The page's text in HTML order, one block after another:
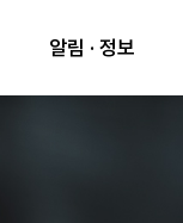
알림 · 정보